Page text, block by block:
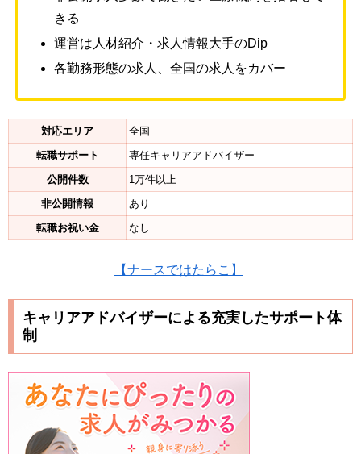
きる
運営は人材紹介・求人情報大手のDip
各勤務形態の求人、全国の求人をカバー
対応エリア
全国
転職サポート
専任キャリアアドバイザー
公開件数
1万件以上
非公開情報
あり
転職お祝い金
なし
【ナースではたらこ】
キャリアアドバイザーによる充実したサポート体
制